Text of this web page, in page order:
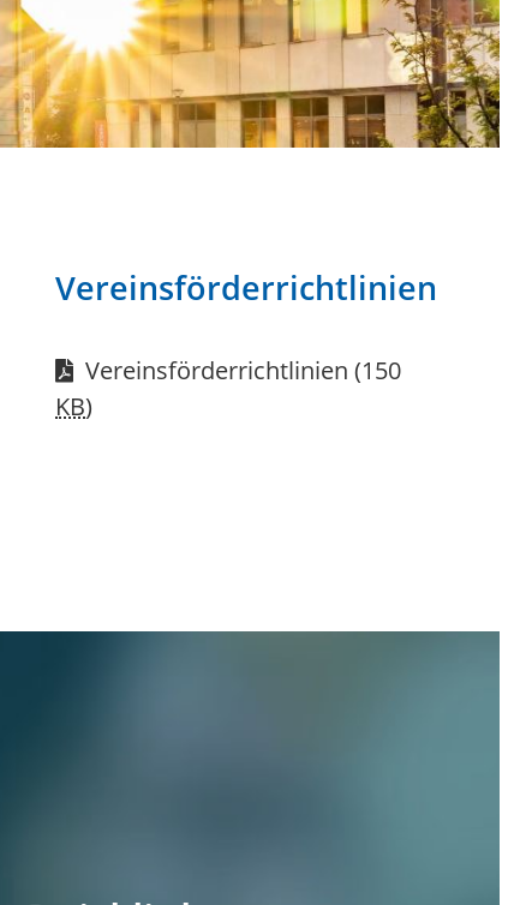
Vereinsförderrichtlinien
Vereinsförderrichtlinien (150
KB)